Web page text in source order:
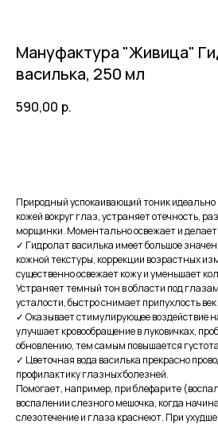
Мануфактура "Живица"
василька, 250 мл
590,00 р.
Природный успокаивающий тоник идеально
кожей вокруг глаз, устраняет отечность,
морщинки. Моментально освежает и
✓ Гидролат василька имеет большое
кожной текстуры, коррекции возрастных
существенно освежает кожу и уменьшает
Устраняет темный тон в области под
усталости, быстро снимает припухлость
✓ Оказывает стимулирующее воздействие
улучшает кровообращение в луковичках,
обновлению, тем самым повышается
✓ Цветочная вода василька прекрасно
профилактику глазных болезней.
Помогает, например, при блефарите
воспалении слезного мешочка, когда
слезотечение и глаза краснеют. При